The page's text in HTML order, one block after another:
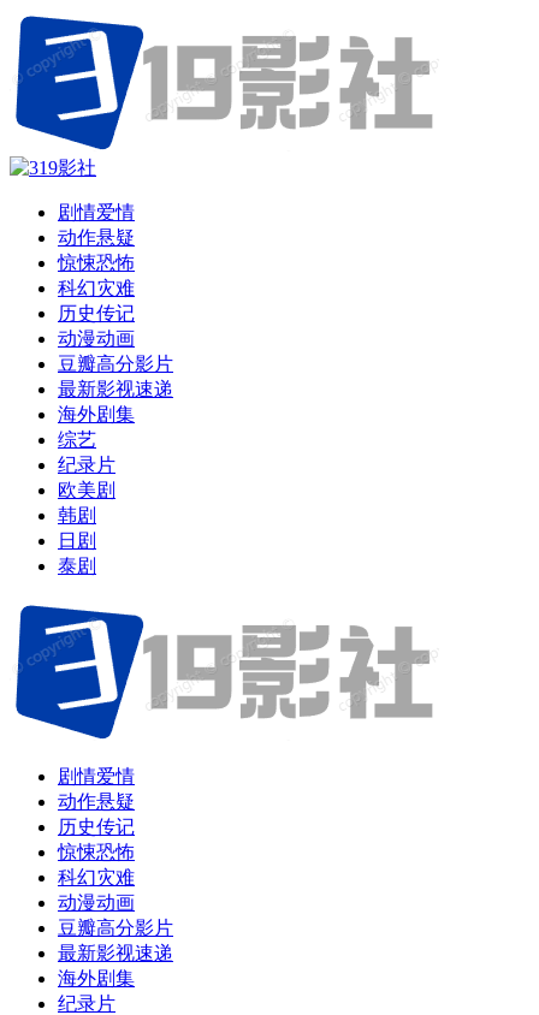
剧情爱情
动作悬疑
惊悚恐怖
科幻灾难
历史传记
动漫动画
豆瓣高分影片
最新影视速递
海外剧集
综艺
纪录片
欧美剧
韩剧
日剧
泰剧
剧情爱情
动作悬疑
历史传记
惊悚恐怖
科幻灾难
动漫动画
豆瓣高分影片
最新影视速递
海外剧集
纪录片